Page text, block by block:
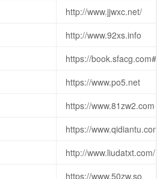
http://www.jjwxc.net/
http://www.92xs.info
https://book.sfacg.com#
https://www.po5.net
https://www.81zw2.com
https://
http://www.liudatxt.com/
https://www.50zw.so